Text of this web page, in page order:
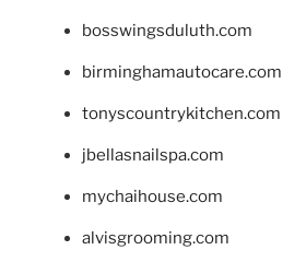
bosswingsduluth.com
birminghamautocare.com
tonyscountrykitchen.com
jbellasnailspa.com
mychaihouse.com
alvisgrooming.com